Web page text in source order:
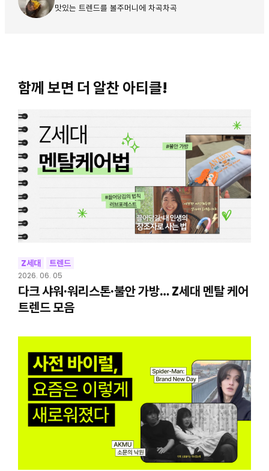
맛있는 트렌드를 볼주머니에 차곡차곡
함께 보면 더 알찬 아티클!
Z세대 트렌드
2026. 06. 05
다크 샤워·워리스톤·불안 가방… Z세대 멘탈 케어
트렌드 모음